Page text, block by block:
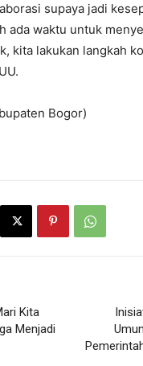
supaya jadi
ada waktu untuk
kita lakukan langkah
Bogor)
Kita
Menjadi